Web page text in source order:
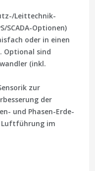
Leittechnik-
SCADA-Optionen)
oder in einen
Optional sind
(inkl.
zur
der
und Phasen-Erde-
Luftführung im